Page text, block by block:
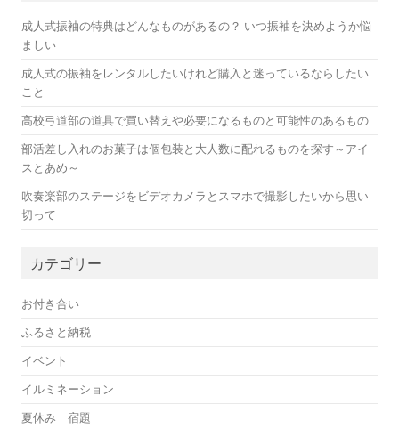
成人式振袖の特典はどんなものがあるの？ いつ振袖を決めようか悩
ましい
成人式の振袖をレンタルしたいけれど購入と迷っているならしたい
こと
高校弓道部の道具で買い替えや必要になるものと可能性のあるもの
部活差し入れのお菓子は個包装と大人数に配れるものを探す～アイ
スとあめ～
吹奏楽部のステージをビデオカメラとスマホで撮影したいから思い
切って
カテゴリー
お付き合い
ふるさと納税
イベント
イルミネーション
夏休み 宿題